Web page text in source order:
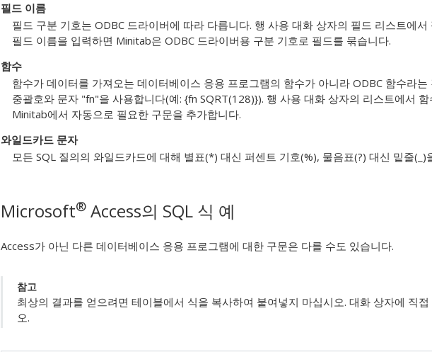
필드 이름
필드 구분 기호는 ODBC 드라이버에 따라 다릅니다. 행 사용 대화 상자의 필드 리스트에서
필드 이름을 입력하면 Minitab은 ODBC 드라이버용 구분 기호로 필드를 묶습니다.
함수
함수가 데이터를 가져오는 데이터베이스 응용 프로그램의 함수가 아니라 ODBC 함수라는
중괄호와 문자 "fn"을 사용합니다(예: {fn SQRT(128)}). 행 사용 대화 상자의 리스트에서
Minitab에서 자동으로 필요한 구문을 추가합니다.
와일드카드 문자
모든 SQL 질의의 와일드카드에 대해 별표(*) 대신 퍼센트 기호(%), 물음표(?) 대신 밑줄(_)
Microsoft® Access의 SQL 식 예
Access가 아닌 다른 데이터베이스 응용 프로그램에 대한 구문은 다를 수도 있습니다.
참고
최상의 결과를 얻으려면 테이블에서 식을 복사하여 붙여넣지 마십시오. 대화 상자에 직접
오.